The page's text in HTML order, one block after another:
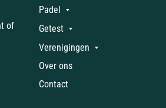
of
Padel
Getest
Verenigingen
Over ons
Contact